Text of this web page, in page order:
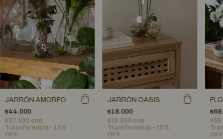
JARRÓN AMORFO
$44.000
$37.400 con
Transferencia – 15%
OFF
JARRÓN OASIS
$18.000
$15.300 con
Transferencia – 15%
OFF
OFF